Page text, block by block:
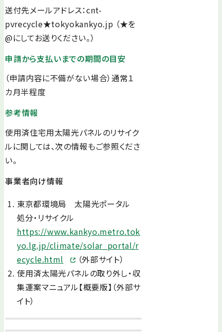
送付先メールアドレス：cnt-
pvrecycle★tokyokankyo.jp （★を
@にしてお送りください。）
申請から支払いまでの期間の目安
（申請内容に不備がない場合）通常１
カ月半程度
参考情報
使用済住宅用太陽光パネルのリサイク
ルに関しては、次の情報もご参照くださ
い。
事業者向け情報
東京都環境局 太陽光ポータル
処分・リサイクル
https://www.kankyo.metro.tok
yo.lg.jp/climate/solar_portal/r
ecycle.html
（外部サイト）
使用済太陽光パネルの取り外し・収
集運案マニュアル【概要版】（外部サ
イト）